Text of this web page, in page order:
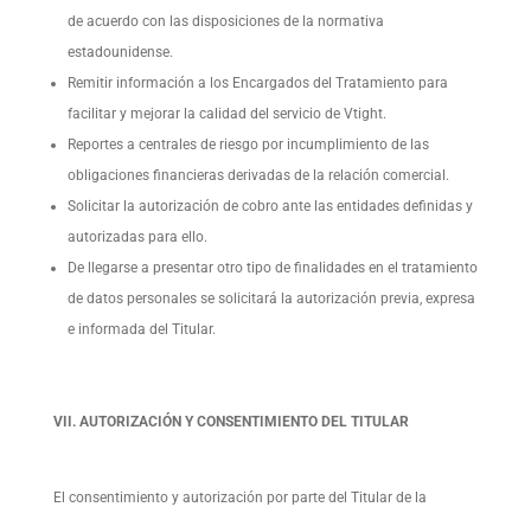
de acuerdo con las disposiciones de la normativa
estadounidense.
Remitir información a los Encargados del Tratamiento para
facilitar y mejorar la calidad del servicio de Vtight.
Reportes a centrales de riesgo por incumplimiento de las
obligaciones financieras derivadas de la relación comercial.
Solicitar la autorización de cobro ante las entidades definidas y
autorizadas para ello.
De llegarse a presentar otro tipo de finalidades en el tratamiento
de datos personales se solicitará la autorización previa, expresa
e informada del Titular.
VII. AUTORIZACIÓN Y CONSENTIMIENTO DEL TITULAR
El consentimiento y autorización por parte del Titular de la